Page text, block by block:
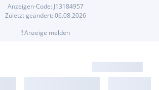
Anzeigen-Code: J13184957
Zuletzt geändert: 06.08.2026
!Anzeige melden